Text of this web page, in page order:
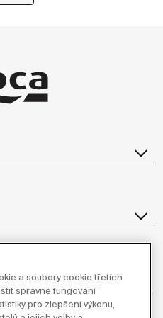
a soubory cookie třetích
správné fungování
pro zlepšení výkonu,